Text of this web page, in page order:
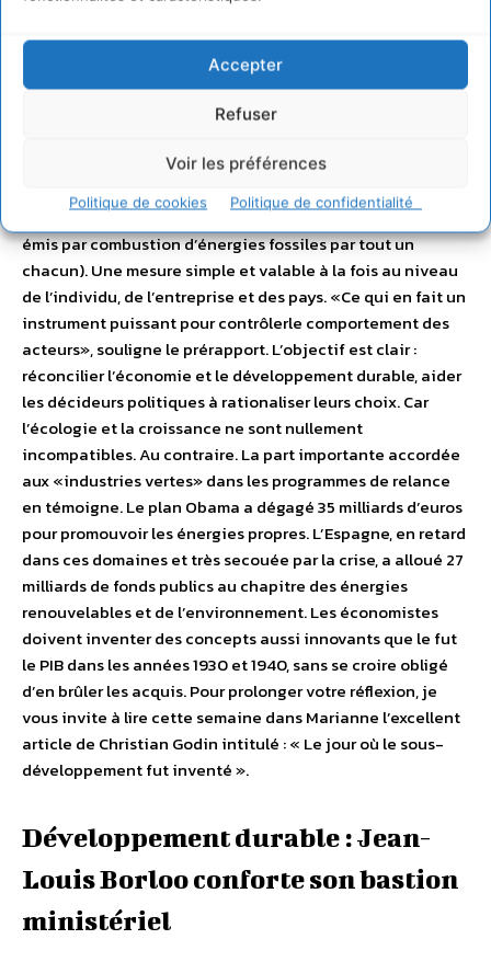
Accepter
Refuser
Voir les préférences
Politique de cookies Politique de confidentialité
commission Stiglitz n’envisage pas de substituer au PIB un
autre indicateur synthétique unique. Il s’agit d’apporter
des éclairages complémentaires. Un «PIB vert»,
s’efforçant de prendre en compte le coût de régénération
des ressources naturelles, serait au moins aussi arbitraire.
être acceptées par l’opinion publique. Il faut être
facilement compréhensible. D’où, par exemple, l’intérêt de
l’«empreinte carbone» (le volume de dioxyde de carbone
émis par combustion d’énergies fossiles par tout un
chacun). Une mesure simple et valable à la fois au niveau
de l’individu, de l’entreprise et des pays. «Ce qui en fait un
instrument puissant pour contrôlerle comportement des
acteurs», souligne le prérapport. L’objectif est clair :
réconcilier l’économie et le développement durable, aider
les décideurs politiques à rationaliser leurs choix. Car
l’écologie et la croissance ne sont nullement
incompatibles. Au contraire. La part importante accordée
aux «industries vertes» dans les programmes de relance
en témoigne. Le plan Obama a dégagé 35 milliards d’euros
pour promouvoir les énergies propres. L’Espagne, en retard
dans ces domaines et très secouée par la crise, a alloué 27
milliards de fonds publics au chapitre des énergies
renouvelables et de l’environnement. Les économistes
doivent inventer des concepts aussi innovants que le fut
le PIB dans les années 1930 et 1940, sans se croire obligé
d’en brûler les acquis. Pour prolonger votre réflexion, je
vous invite à lire cette semaine dans Marianne l’excellent
article de Christian Godin intitulé : « Le jour où le sous-
développement fut inventé ».
Développement durable : Jean-
Louis Borloo conforte son bastion
ministériel